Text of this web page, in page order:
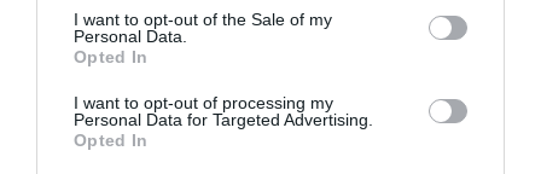
consent section.
I want to opt-out of the Sale of my
Personal Data.
Opted In
I want to opt-out of processing my
Personal Data for Targeted Advertising.
Opted In